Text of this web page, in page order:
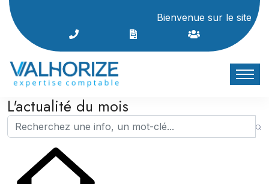
Bienvenue sur le site
L'actualité du mois